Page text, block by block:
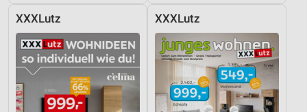
XXXLutz XXXLutz